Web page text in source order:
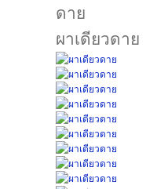
ผาเดียวดาย